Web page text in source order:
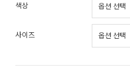
색상
사이즈